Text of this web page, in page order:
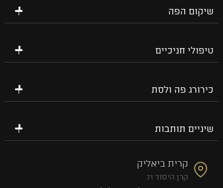
שיקום הפה
טיפולי חניכיים
כירורג פה ולסת
שיניים תותבות
קרית ביאליק
קרן היסוד 71